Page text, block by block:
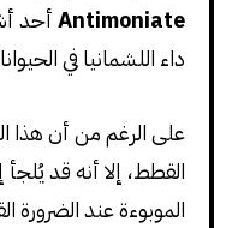
Antimoniateأحد
داء اللشمانيا في
على الرغم من أن هذا
القطط، إلا أنه قد
الموبوءة عند